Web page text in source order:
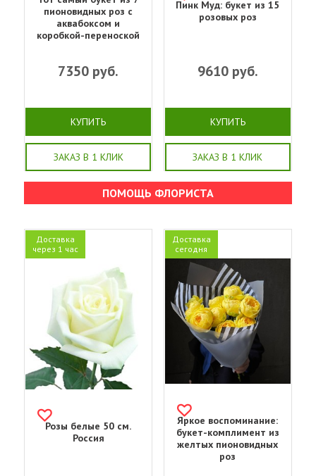
пионовидных роз с
аквабоксом и
коробкой-переноской
7350 руб.
КУПИТЬ
ЗАКАЗ В 1 КЛИК
Пинк Муд: букет из 15
розовых роз
9610руб.
КУПИТЬ
ЗАКАЗ В 1 КЛИК
ПОМОЩЬ ФЛОРИСТА
Доставка
через 1 час
Розы белые 50 см.
Россия
Доставка
сегодня
Яркое воспоминание:
букет-комплимент из
желтых пионовидных
роз